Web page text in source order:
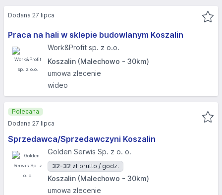
Praca na hali w sklepie budowlanym Koszalin
Work&Profit sp. z o.o.
Koszalin (Malechowo - 30km)
umowa zlecenie
wideo
Dodana 27 lipca
Sprzedawca/Sprzedawczyni Koszalin
Golden Serwis Sp. z o. o.
32-32 zł brutto / godz.
Koszalin (Malechowo - 30km)
umowa zlecenie
Polecana
Dodana 27 lipca